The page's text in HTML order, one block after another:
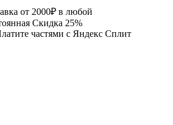
от 2000₽ в любой
Скидка 25%
частями с Яндекс Сплит